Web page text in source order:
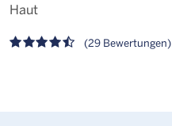
Haut
(29 Bewertungen)